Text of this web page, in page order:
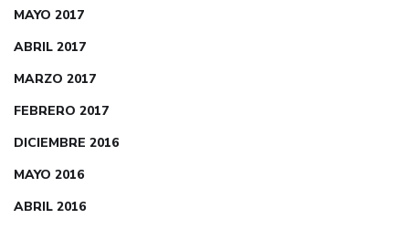
MAYO 2017
ABRIL 2017
MARZO 2017
FEBRERO 2017
DICIEMBRE 2016
MAYO 2016
ABRIL 2016